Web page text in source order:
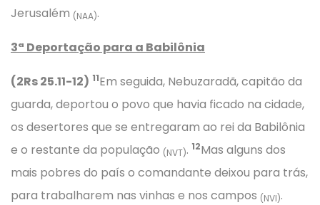
Jerusalém (NAA).
3ª Deportação para a Babilônia
(2Rs 25.11-12) 11Em seguida, Nebuzaradã, capitão da
guarda, deportou o povo que havia ficado na cidade,
os desertores que se entregaram ao rei da Babilônia
e o restante da população (NVT). 12Mas alguns dos
mais pobres do país o comandante deixou para trás,
para trabalharem nas vinhas e nos campos (NVI).